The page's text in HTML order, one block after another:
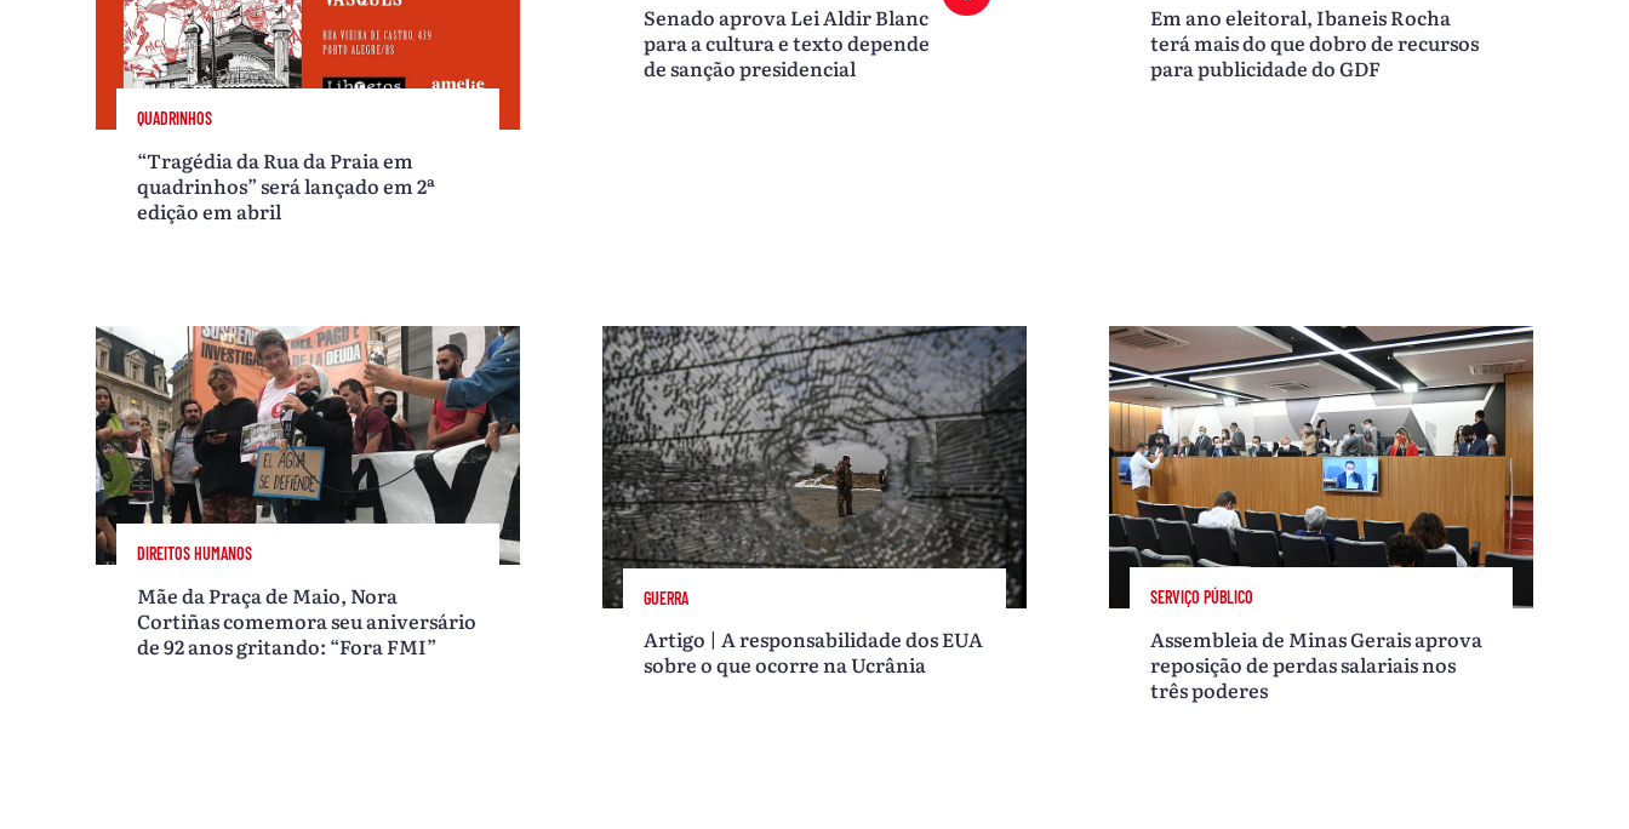
QUADRINHOS
“Tragédia da Rua da Praia em
quadrinhos” será lançado em 2ª
edição em abril
Senado aprova Lei Aldir Blanc
para a cultura e texto depende
de sanção presidencial
Em ano eleitoral, Ibaneis Rocha
terá mais do que dobro de recursos
para publicidade do GDF
DIREITOS HUMANOS
Mãe da Praça de Maio, Nora
Cortiñas comemora seu aniversário
de 92 anos gritando: “Fora FMI”
GUERRA
Artigo | A responsabilidade dos EUA
sobre o que ocorre na Ucrânia
SERVIÇO PÚBLICO
Assembleia de Minas Gerais aprova
reposição de perdas salariais nos
três poderes